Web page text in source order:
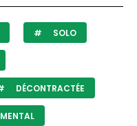
SOLO
DÉCONTRACTÉE
MENTAL